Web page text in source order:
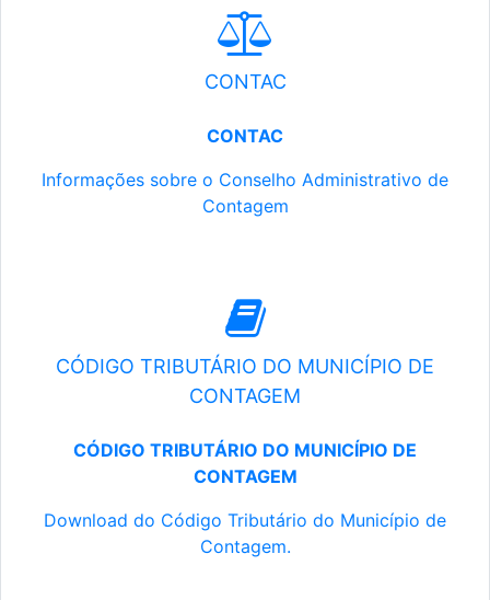
CONTAC
CONTAC
Informações sobre o Conselho Administrativo de
Contagem
CÓDIGO TRIBUTÁRIO DO MUNICÍPIO DE
CONTAGEM
CÓDIGO TRIBUTÁRIO DO MUNICÍPIO DE
CONTAGEM
Download do Código Tributário do Município de
Contagem.